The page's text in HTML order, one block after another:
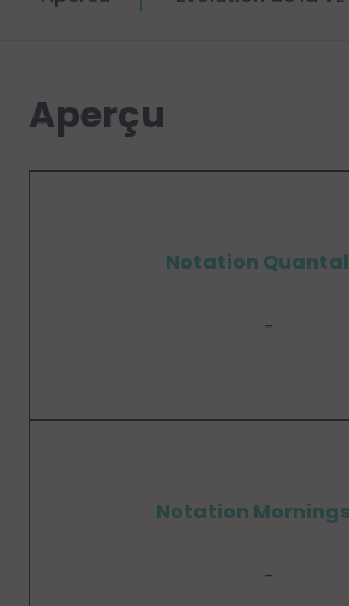
Aperçu
Notation
-
Notation
-